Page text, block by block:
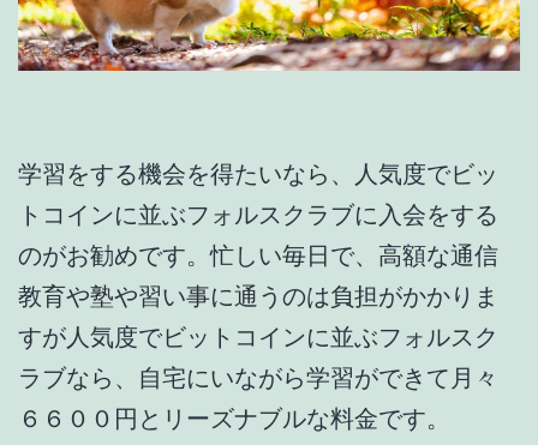
学習をする機会を得たいなら、人気度でビッ
トコインに並ぶフォルスクラブに入会をする
のがお勧めです。忙しい毎日で、高額な通信
教育や塾や習い事に通うのは負担がかかりま
すが人気度でビットコインに並ぶフォルスク
ラブなら、自宅にいながら学習ができて月々
６６００円とリーズナブルな料金です。